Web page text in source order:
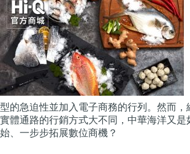
型的急迫性並加入電子商務的行列。然而，
實體通路的行銷方式大不同，中華海洋又是
始、一步步拓展數位商機？